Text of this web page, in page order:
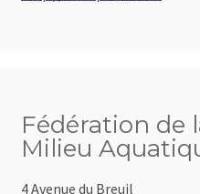
Fédération de
Milieu
4 Avenue du Breuil